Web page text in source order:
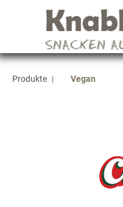
Produkte | Vegan